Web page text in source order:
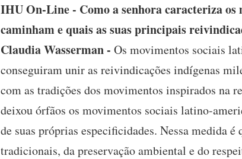
IHU On-Line - Como a senhora caracteriza
caminham e quais as suas principais
Claudia Wasserman - Os movimentos sociais
conseguiram unir as reivindicações indígenas
com as tradições dos movimentos inspirados na
deixou órfãos os movimentos sociais latino-
de suas próprias especificidades. Nessa medida
tradicionais, da preservação ambiental e do